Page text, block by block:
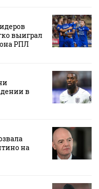
выиграл
РПЛ
в
на